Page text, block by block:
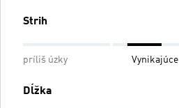
Strih
príliš úzky Vynikajúce
Dĺžka